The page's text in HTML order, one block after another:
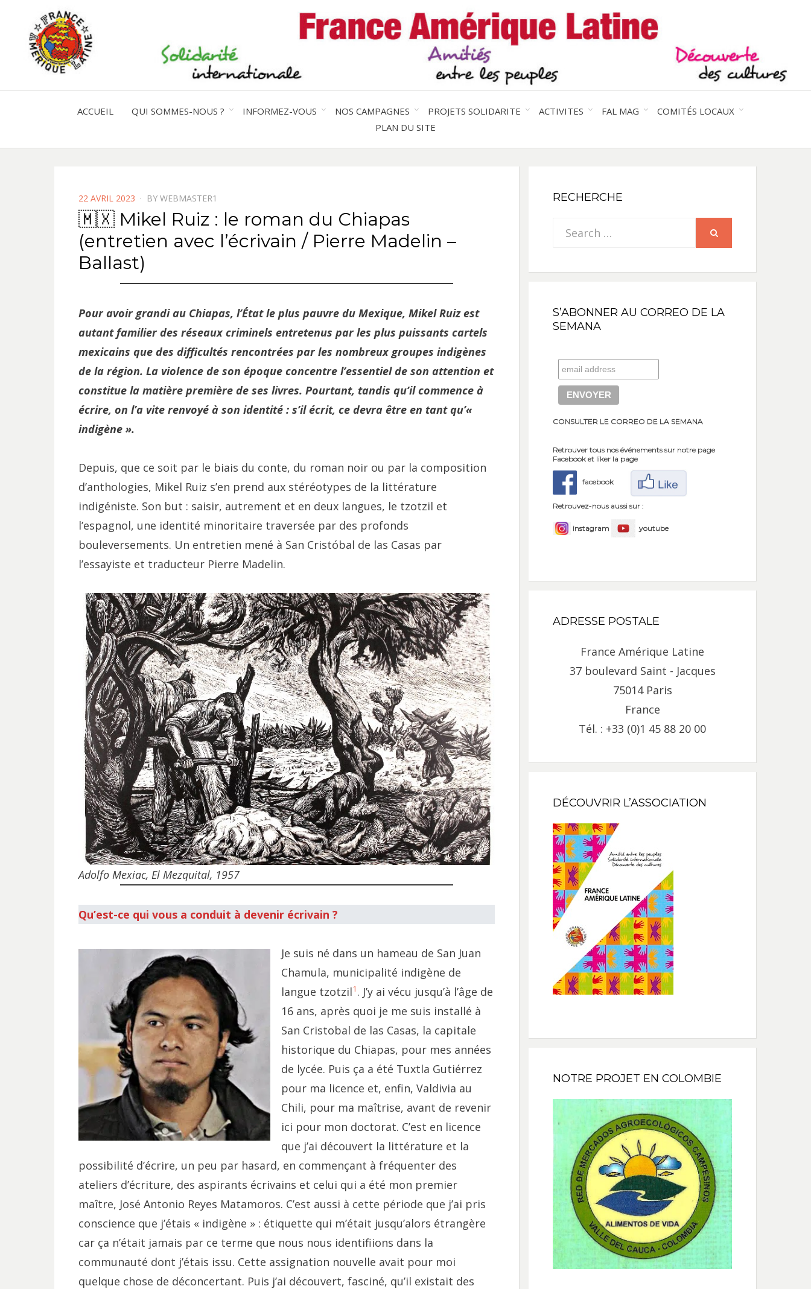
FRANCE
AMERIQUE
LATINE
Solidarité international et Amitiés entre les peuples
ACCUEIL QUI SOMMES-NOUS ? INFORMEZ-VOUS NOS CAMPAGNES PROJETS SOLIDARITE ACTIVITES FAL MAG
COMITÉS LOCAUX
PLAN DU SITE
POSTED
ON
22 AVRIL 2023 BY WEBMASTER1
🇲🇽 Mikel Ruiz : le roman du Chiapas
(entretien avec l’écrivain / Pierre Madelin –
Ballast)
Pour avoir grandi au Chiapas, l’État le plus pauvre du Mexique, Mikel Ruiz est
autant familier des réseaux criminels entretenus par les plus puissants cartels
mexicains que des difficultés rencontrées par les nombreux groupes indigènes
de la région. La violence de son époque concentre l’essentiel de son attention et
constitue la matière première de ses livres. Pourtant, tandis qu’il commence à
écrire, on l’a vite renvoyé à son identité : s’il écrit, ce devra être en tant qu’«
indigène ».
Depuis, que ce soit par le biais du conte, du roman noir ou par la composition
d’anthologies, Mikel Ruiz s’en prend aux stéréotypes de la littérature
indigéniste. Son but : saisir, autrement et en deux langues, le tzotzil et
l’espagnol, une identité minoritaire traversée par des profonds
bouleversements. Un entretien mené à San Cristóbal de las Casas par
l’essayiste et traducteur Pierre Madelin.
Adolfo Mexiac, El Mezquital, 1957
Qu’est-ce qui vous a conduit à devenir écrivain ?
Je suis né dans un hameau de San Juan
Chamula, municipalité indigène de
langue tzotzil1 . J’y ai vécu jusqu’à l’âge de
16 ans, après quoi je me suis installé à
San Cristobal de las Casas, la capitale
historique du Chiapas, pour mes années
de lycée. Puis ça a été Tuxtla Gutiérrez
pour ma licence et, enfin, Valdivia au
Chili, pour ma maîtrise, avant de revenir
ici pour mon doctorat. C’est en licence
que j’ai découvert la littérature et la
possibilité d’écrire, un peu par hasard, en commençant à fréquenter des
ateliers d’écriture, des aspirants écrivains et celui qui a été mon premier
maître, José Antonio Reyes Matamoros. C’est aussi à cette période que j’ai pris
conscience que j’étais « indigène » : étiquette qui m’était jusqu’alors étrangère
car ça n’était jamais par ce terme que nous nous identifiions dans la
communauté dont j’étais issu. Cette assignation nouvelle avait pour moi
quelque chose de déconcertant. Puis j’ai découvert, fasciné, qu’il existait des
RECHERCHE
Search
S’ABONNER AU CORREO DE LA
SEMANA
CONSULTER LE CORREO DE LA SEMANA
Retrouver tous nos événements sur notre page
Facebook et liker la page
facebook
Retrouvez-nous aussi sur :
instagram youtube
ADRESSE POSTALE
France Amérique Latine
37 boulevard Saint - Jacques
75014 Paris
France
Tél. : +33 (0)1 45 88 20 00
DÉCOUVRIR L’ASSOCIATION
NOTRE PROJET EN COLOMBIE